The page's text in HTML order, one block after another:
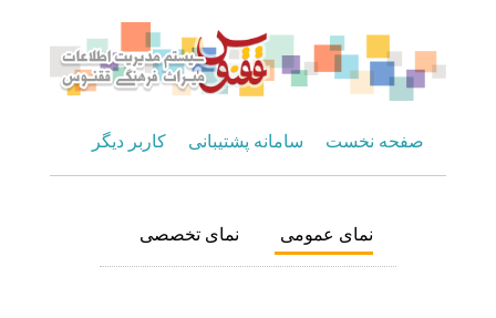
صفحه نخست سامانه پشتیبانی کاربر دیگر
نمای عمومی نمای تخصصی